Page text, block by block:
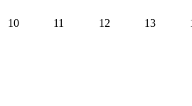
10 11 12 13